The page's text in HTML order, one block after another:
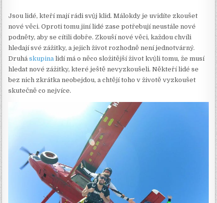
Jsou lidé, kteří mají rádi svůj klid. Málokdy je uvidíte zkoušet
nové věci. Oproti tomu jiní lidé zase potřebují neustále nové
podněty, aby se cítili dobře. Zkouší nové věci, každou chvíli
hledají své zážitky, a jejich život rozhodně není jednotvárný.
Druhá skupina lidí má o něco složitější život kvůli tomu, že musí
hledat nové zážitky, které ještě nevyzkoušeli. Někteří lidé se
bez nich zkrátka neobejdou, a chtějí toho v životě vyzkoušet
skutečně co nejvíce.